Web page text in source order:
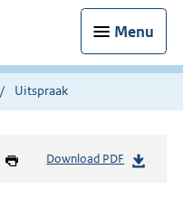
Menu
Uitspraak
Download PDF